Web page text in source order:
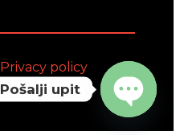
Privacy policy
Pošalji upit